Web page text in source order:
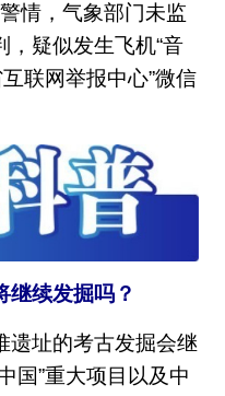
情，气象部门未监
，疑似发生飞机“音
联网举报中心”微信
继续发掘吗？
遗址的考古发掘会继
国”重大项目以及中